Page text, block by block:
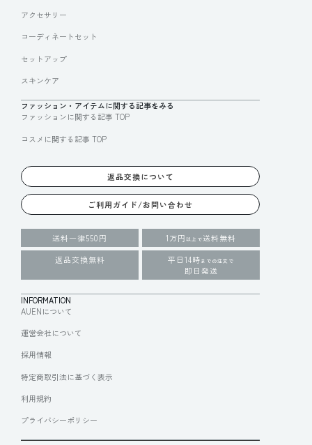
アクセサリー
コーディネートセット
セットアップ
スキンケア
ファッション・アイテムに関する記事をみる
ファッションに関する記事 TOP
コスメに関する記事 TOP
返品交換について
ご利用ガイド/お問い合わせ
送料一律550円 1万円 以上で送料無料
返品交換無料
平日14時 までの注文で
即日発送
INFORMATION
AUENについて
運営会社について
採用情報
特定商取引法に基づく表示
利用規約
プライバシーポリシー